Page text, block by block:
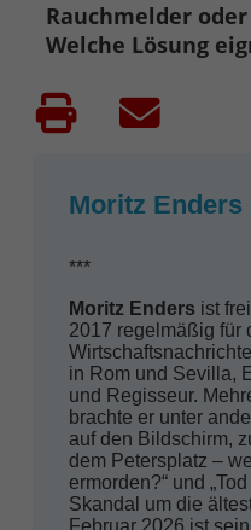
Rauchmelder
Welche Lösung
Moritz Enders
***
Moritz Enders ist
2017 regelmäßig für
in Rom und Sevilla,
und Regisseur.
brachte er unter
auf den Bildschirm,
dem Petersplatz –
ermorden?“ und
Skandal um die